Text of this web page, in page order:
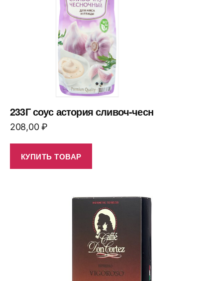
233Г соус астория сливоч-чесн
208,00₽
КУПИТЬ ТОВАР